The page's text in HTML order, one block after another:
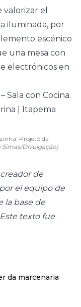
valorizar el
iluminada, por
escénico
una mesa con
electrónicos en
Projeto da
Simas/Divulgação)
de
el equipo de
la base de
texto fue
da marcenaria